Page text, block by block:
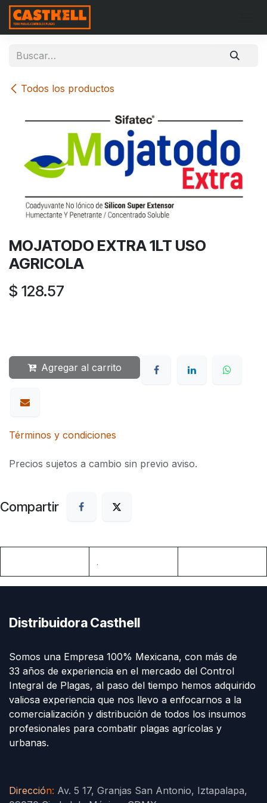
Ir al contenido
Todos los productos
MOJATODO EXTRA 1LT USO
AGRICOLA
$ 128.57
Agregar al carrito
Términos y condiciones
Precios sujetos a cambio sin previo aviso.
Compartir
.
Distribuidora Casthell
Somos una Empresa 100% Mexicana, con más de
33 años de experiencia en el mercado del Control
Integral de Plagas, al paso del tiempo hemos adquirido
valiosa experiencia que nos llevo a enfocarnos a la
comercialización y distribución de todos los insumos
profesionales para combatir plagas agrícolas y
urbanas.
Dirección: Av. 5 17, Granjas San Antonio, Iztapalapa,